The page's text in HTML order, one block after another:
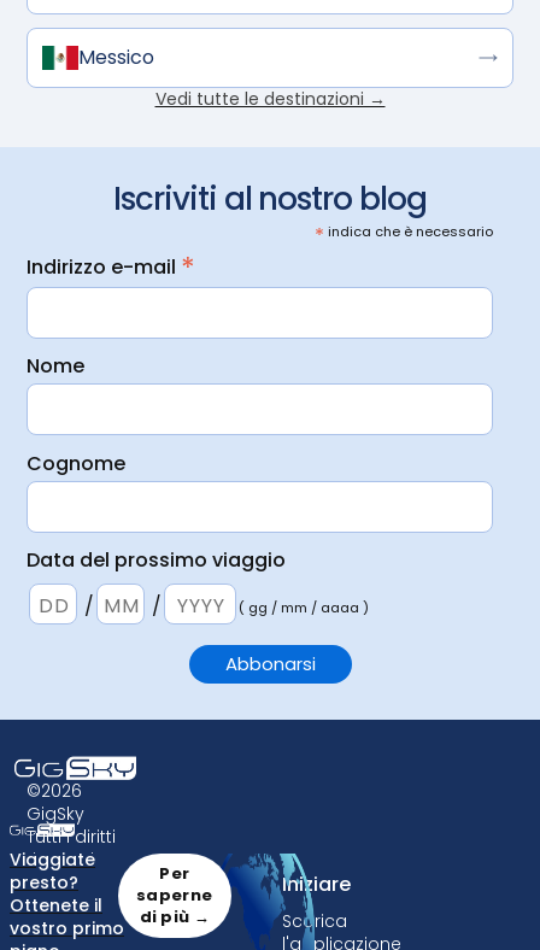
Messico
Vedi tutte le destinazioni →
Iscriviti al nostro blog
* indica che è necessario
Indirizzo e-mail *
Nome
Cognome
Data del prossimo viaggio
/
/ ( gg / mm / aaaa )
©2026
GigSky
Tutti i diritti
riservati.
Informazioni
su eSIM
Iniziare
Scarica
l'applicazione
Viaggiate
presto?
Ottenete il
vostro primo
Per
saperne
di più →